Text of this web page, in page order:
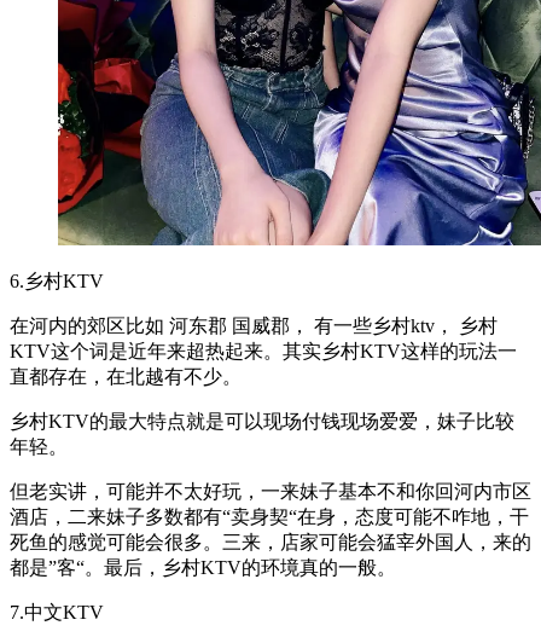
6.乡村KTV
在河内的郊区比如 河东郡 国威郡， 有一些乡村ktv， 乡村
KTV这个词是近年来超热起来。其实乡村KTV这样的玩法一
直都存在，在北越有不少。
乡村KTV的最大特点就是可以现场付钱现场爱爱，妹子比较
年轻。
但老实讲，可能并不太好玩，一来妹子基本不和你回河内市区
酒店，二来妹子多数都有“卖身契“在身，态度可能不咋地，干
死鱼的感觉可能会很多。三来，店家可能会猛宰外国人，来的
都是”客“。最后，乡村KTV的环境真的一般。
7.中文KTV